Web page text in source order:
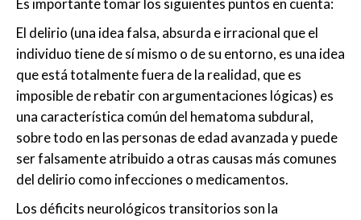
Es importante tomar los siguientes puntos en cuenta:
El delirio (una idea falsa, absurda e irracional que el
individuo tiene de sí mismo o de su entorno, es una idea
que está totalmente fuera de la realidad, que es
imposible de rebatir con argumentaciones lógicas) es
una característica común del hematoma subdural,
sobre todo en las personas de edad avanzada y puede
ser falsamente atribuido a otras causas más comunes
del delirio como infecciones o medicamentos.
Los déficits neurológicos transitorios son la